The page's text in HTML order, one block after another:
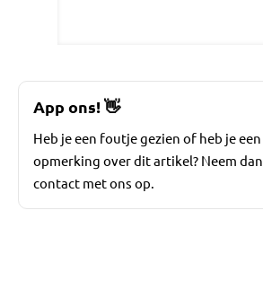
App ons!👋
Heb je een foutje gezien of heb je een
opmerking over dit artikel? Neem dan
contact met ons op.